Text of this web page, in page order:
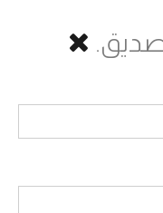
صديق.